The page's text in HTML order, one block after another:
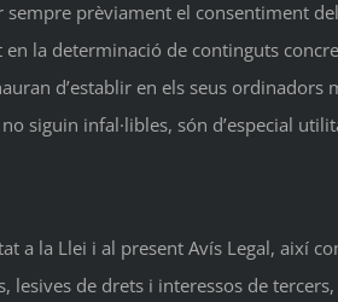
sempre prèviament el consentiment
la determinació de continguts
d’establir en els seus
siguin infal·libles, són d’especial
a la Llei i al present Avís Legal, així
lesives de drets i interessos de